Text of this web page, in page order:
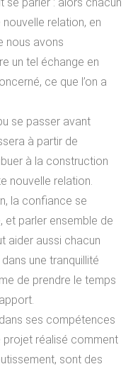
relation, en
nous avons
un tel échange en
ce que l’on a
se passer avant
à partir de
à la construction
nouvelle relation.
la confiance se
et parler ensemble de
aider aussi chacun
une tranquillité
de prendre le temps
ses compétences
projet réalisé comment
sont des